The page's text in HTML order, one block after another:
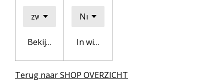
Bekijk details In winkelwagen
Terug naar SHOP OVERZICHT